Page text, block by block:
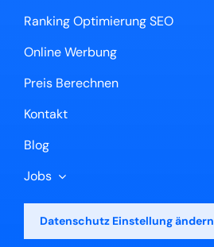
Ranking Optimierung SEO
Online Werbung
Preis Berechnen
Kontakt
Blog
Jobs
Datenschutz Einstellung ändern